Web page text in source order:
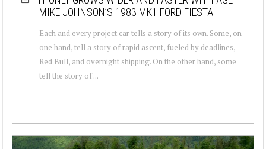
MIKE JOHNSON’S 1983 MK1 FORD FIESTA
Each and every project car tells a story of its own. Some, on
one hand, tell a story of rapid ascent, fueled by deadlines,
Red Bull, and overnight shipping. On the other hand, some
tell the story of ...